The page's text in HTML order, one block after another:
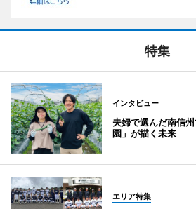
特集
インタビュー
夫婦で選んだ南信
園」が描く未来
エリア特集